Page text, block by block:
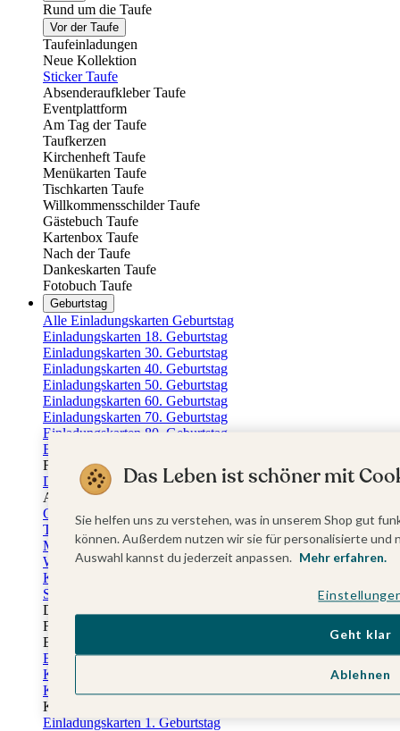
Rund um die Taufe
Vor der Taufe
Taufeinladungen
Neue Kollektion
Sticker Taufe
Absenderaufkleber Taufe
Eventplattform
Am Tag der Taufe
Taufkerzen
Kirchenheft Taufe
Menükarten Taufe
Tischkarten Taufe
Willkommensschilder Taufe
Gästebuch Taufe
Kartenbox Taufe
Nach der Taufe
Dankeskarten Taufe
Fotobuch Taufe
Geburtstag
Alle Einladungskarten Geburtstag
Einladungskarten 18. Geburtstag
Einladungskarten 30. Geburtstag
Einladungskarten 40. Geburtstag
Einladungskarten 50. Geburtstag
Einladungskarten 60. Geburtstag
Einladungskarten 70. Geburtstag
Einladungskarten 80. Geburtstag
Einladungskarten 90. Geburtstag
Für jedes Alter
Doppelgeburtstag Einladungen
Alle Geburtstagsextras
Gästebücher Geburtstag
Tischkarten Geburtstag
Menükarten Geburtstag
Weinetiketten Geburtstag
Kartenbox Geburtstag
Save the Date Karten
Dankeskarten Geburtstag
Fotobuch Geburtstag
Eventplattform
Einladungskarten Kindergeburtstag
Kindergeburtstag Jungen
Kindergeburtstag Mädchen
Kindergeburtstag Unisex
Einladungskarten 1. Geburtstag
Das Leben ist schöner mit
Sie helfen uns zu verstehen, was in unserem Shop gut
können. Außerdem nutzen wir sie für personalisierte
Auswahl kannst du jederzeit anpassen. Mehr erfahren.
Ablehnen
Geht klar